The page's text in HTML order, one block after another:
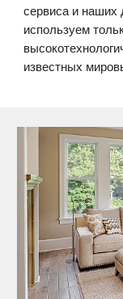
сервиса и наших
используем
известных